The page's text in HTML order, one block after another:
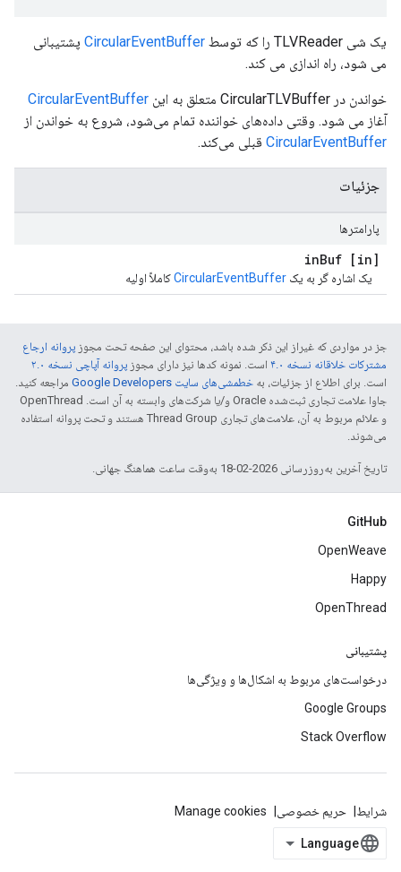
یک شی TLVReader را که توسط CircularEventBuffer پشتیبانی
می شود، راه اندازی می کند.
خواندن در CircularTLVBuffer متعلق به این
CircularEventBuffer
آغاز می شود. وقتی داده‌های خواننده تمام می‌شود، شروع به خواندن از
CircularEventBuffer قبلی می‌کند.
جزئیات
پارامترها
[in] in
Buf
یک اشاره گر به یک CircularEventBufferکاملاً اولیه
جز در مواردی که غیراز این ذکر شده باشد، محتوای این صفحه تحت مجوز پروانه ارجاع
مشترکات خلاقانه نسخه ۴.۰
است. نمونه کدها نیز دارای مجوز پروانه آپاچی نسخه ۲.۰
است. برای اطلاع از جزئیات، به خطمشی‌های سایت Google Developers‏
مراجعه کنید.
جاوا علامت تجاری ثبت‌شده Oracle و/یا شرکت‌های وابسته به آن است. ‫OpenThread
و علائم مربوط به آن، علامت‌های تجاری Thread Group هستند و تحت پروانه استفاده
می‌شوند.
تاریخ آخرین به‌روزرسانی 2026-02-18 به‌وقت ساعت هماهنگ جهانی.
GitHub
OpenWeave
Happy
OpenThread
پشتیبانی
درخواست‌های مربوط به اشکال‌ها و ویژگی‌ها
Google Groups
Stack Overflow
شرایط حریم خصوصی Manage cookies